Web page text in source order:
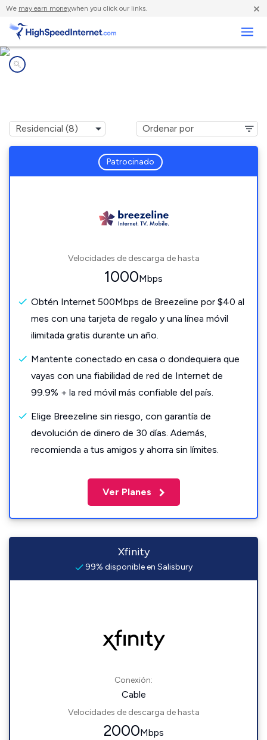
We may earn moneywhen you click our links. ×
Patrocinado
Velocidades de descarga de hasta
1000Mbps
Obtén Internet 500Mbps de Breezeline por $40 al
mes con una tarjeta de regalo y una línea móvil
ilimitada gratis durante un año.
Mantente conectado en casa o dondequiera que
vayas con una fiabilidad de red de Internet de
99.9% + la red móvil más confiable del país.
Elige Breezeline sin riesgo, con garantía de
devolución de dinero de 30 días. Además,
recomienda a tus amigos y ahorra sin límites.
Ver Planes
Xfinity
99% disponible en Salisbury
Conexión:
Cable
Velocidades de descarga de hasta
2000Mbps